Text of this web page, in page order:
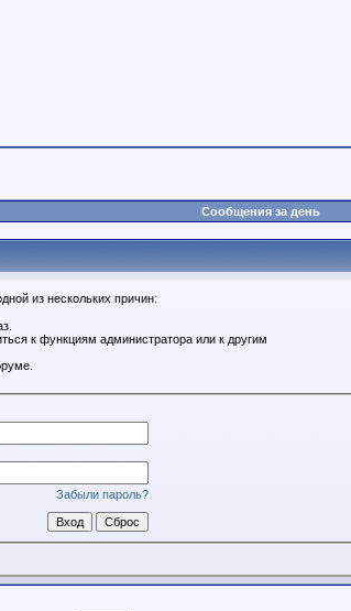
Сообщения за день
из нескольких причин:
к функциям администратора или к другим
Забыли пароль?